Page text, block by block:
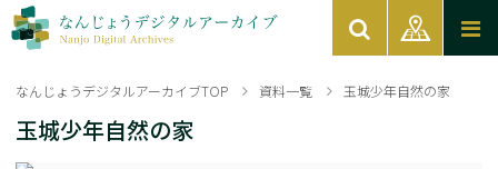
なんじょうデジタルアーカイブTOP 資料一覧 玉城少年自然の家
玉城少年自然の家